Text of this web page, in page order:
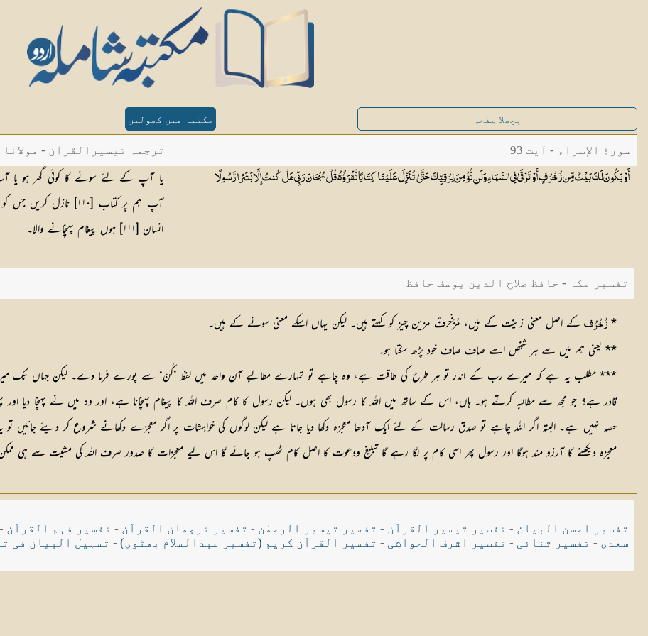
پچھلا صفحہ مکتبہ میں کھولیں
سورة الإسراء - آیت 93
أَوْ يَكُونَ لَكَ بَيْتٌ مِّن زُخْرُفٍ أَوْ تَرْقَىٰ فِي السَّمَاءِ وَلَن نُّؤْمِنَ لِرُقِيِّكَ حَتَّىٰ تُنَزِّلَ عَلَيْنَا كِتَابًا نَّقْرَؤُهُ ۗ قُلْ سُبْحَانَ رَبِّي هَلْ كُنتُ إِلَّا بَشَرًارَّسُولًا
ترجمہ تیسیرالقرآن -
یا آپ کے لئے سونے کا کوئی گھر ہو یا
آپ ہم پر کتاب [١١٠]
انسان [١١١] ہوں پیغام پہنچانے والا۔
تفسیر مکہ - حافظ صلاح الدین یوسف حافظ
* زُخْرُف کے اصل معنی زینت کے ہیں، مُزَخْرَفٌ مزین چیز کو کہتے ہیں۔ لیکن یہاں اسکے معنی سونے کے ہیں۔
** یعنی ہم میں سے ہر شخص اسے صاف صاف خود پڑھ سکتا ہو۔
*** مطلب یہ ہے کہ میرے رب کے اندر تو ہر طرح کی طاقت ہے، وہ چاہے تو تمہارے مطالبے آن واحد میں لفظ ”کُنْ“ سے پورے فرما دے۔ لیکن جہاں تک میرا
قادر ہے؟ جو مجھ سے مطالبہ کرتے ہو۔ ہاں، اس کے ساتھ میں اللہ کا رسول بھی ہوں۔ لیکن رسول کا کام صرف اللہ کا پیغام پہنچانا ہے، اور وہ میں نے پہنچا دیا اور
حصہ نہیں ہے۔ البتہ اگر اللہ چاہے تو صدق رسالت کے لئے ایک آدھا معجزہ دکھا دیا جاتا ہے لیکن لوگوں کی خواہشات پر اگر معجزے دکھانے شروع کر دیئے جائیں تو
معجزہ دیکھنے کا آرزو مند ہوگا اور رسول پھر اسی کام پر لگا رہے گا تبلیغ ودعوت کا اصل کام ٹھپ ہو جائے گا اس لیے معجزات کا صدور صرف اللہ کی مشیت سے ہی
تفسیر احسن البیان - تفسیر تیسیر القرآن - تفسیر تیسیر الرحمٰن - تفسیر ترجمان القرآن - تفسیر فہم القرآن -
سعدی - تفسیر ثنائی - تفسیر اشرف الحواشی - تفسیر القرآن کریم (تفسیر عبدالسلام بھٹوی) - تسہیل البیان فی